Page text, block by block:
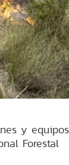
y equipos
Forestal